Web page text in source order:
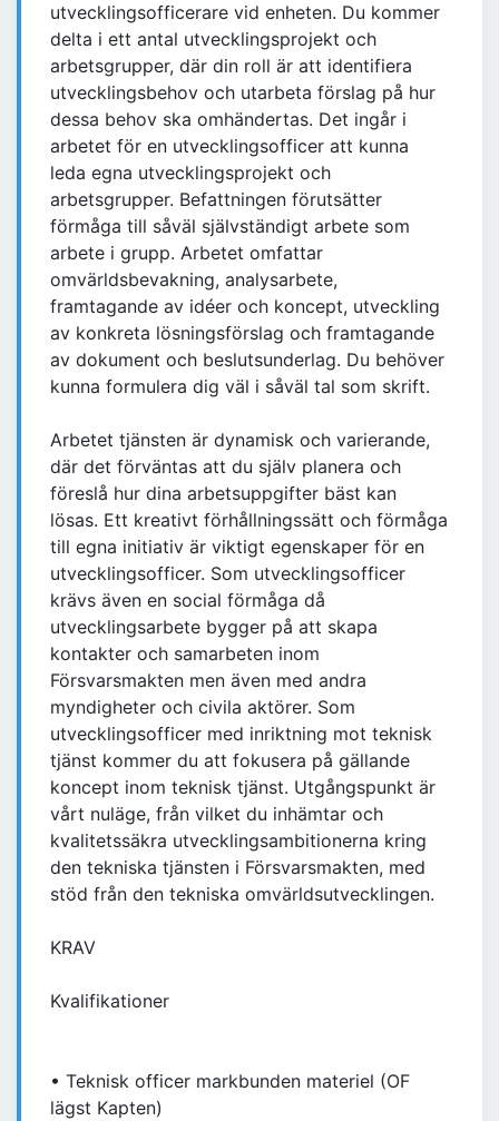
utvecklingsofficerare vid enheten. Du kommer
delta i ett antal utvecklingsprojekt och
arbetsgrupper, där din roll är att identifiera
utvecklingsbehov och utarbeta förslag på hur
dessa behov ska omhändertas. Det ingår i
arbetet för en utvecklingsofficer att kunna
leda egna utvecklingsprojekt och
arbetsgrupper. Befattningen förutsätter
förmåga till såväl självständigt arbete som
arbete i grupp. Arbetet omfattar
omvärldsbevakning, analysarbete,
framtagande av idéer och koncept, utveckling
av konkreta lösningsförslag och framtagande
av dokument och beslutsunderlag. Du behöver
kunna formulera dig väl i såväl tal som skrift.
Arbetet tjänsten är dynamisk och varierande,
där det förväntas att du själv planera och
föreslå hur dina arbetsuppgifter bäst kan
lösas. Ett kreativt förhållningssätt och förmåga
till egna initiativ är viktigt egenskaper för en
utvecklingsofficer. Som utvecklingsofficer
krävs även en social förmåga då
utvecklingsarbete bygger på att skapa
kontakter och samarbeten inom
Försvarsmakten men även med andra
myndigheter och civila aktörer. Som
utvecklingsofficer med inriktning mot teknisk
tjänst kommer du att fokusera på gällande
koncept inom teknisk tjänst. Utgångspunkt är
vårt nuläge, från vilket du inhämtar och
kvalitetssäkra utvecklingsambitionerna kring
den tekniska tjänsten i Försvarsmakten, med
stöd från den tekniska omvärldsutvecklingen.
KRAV
Kvalifikationer
• Teknisk officer markbunden materiel (OF
lägst Kapten)